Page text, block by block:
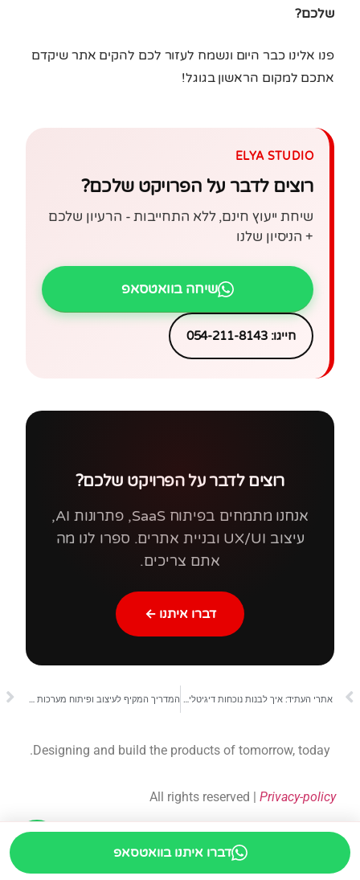
שלכם?
פנו אלינו כבר היום ונשמח לעזור לכם להקים אתר שיקדם
אתכם למקום הראשון בגוגל!
ELYA STUDIO
רוצים לדבר על הפרויקט שלכם?
שיחת ייעוץ חינם, ללא התחייבות - הרעיון שלכם
+ הניסיון שלנו
שיחה בוואטסאפ
חייגו: 054-211-8143
רוצים לדבר על הפרויקט שלכם?
אנחנו מתמחים בפיתוח SaaS, פתרונות AI,
עיצוב UX/UI ובניית אתרים. ספרו לנו מה
אתם צריכים.
דברו איתנו ←
אתרי העתיד: איך לבנות נוכחות דיגיטלית שמדברת בשפה של 2026 המדריך המקיף לעיצוב ופיתוח מערכות SaaS – איך לבנות מוצר מנצח [2026]
Designing and build the products of tomorrow, today.
All rights reserved | Privacy-policy
דברו איתנו בוואטסאפ